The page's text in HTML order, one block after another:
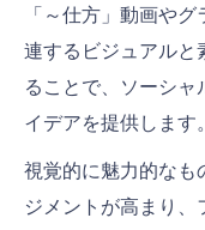
「～仕方」動画や
連するビジュアルと
ることで、ソーシ
イデアを提供します。
視覚的に魅力的なも
ジメントが高まり、